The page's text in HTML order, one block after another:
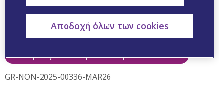
γήρανσης στην όραση και τη γνωστική λειτουργία.
Πατήστε για να διαβάσετε περισσότερα εδώ
GR-NON-2025-00336-MAR26
Αποδοχή όλων των cookies